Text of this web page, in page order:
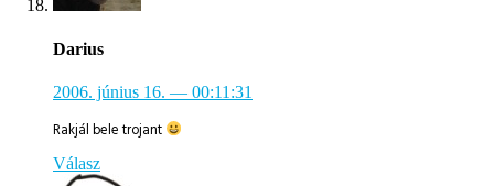
Darius
2006. június 16. — 00:11:31
Rakjál bele trojant
Válasz